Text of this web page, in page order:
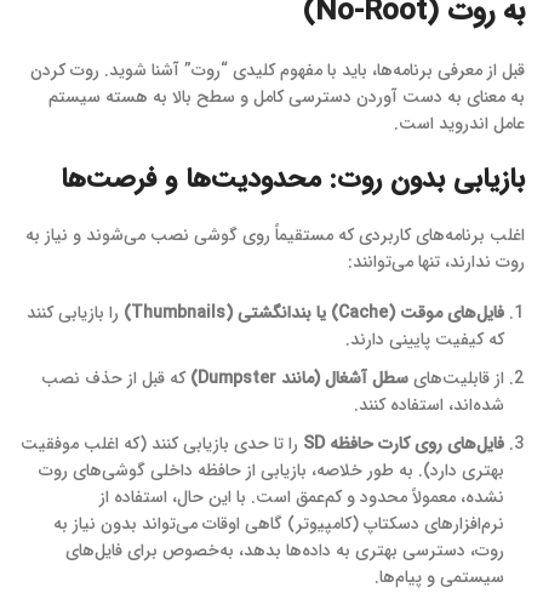
به روت (No-Root)
قبل از معرفی برنامه‌ها، باید با مفهوم کلیدی “روت” آشنا شوید. روت کردن
به معنای به دست آوردن دسترسی کامل و سطح بالا به هسته سیستم
عامل اندروید است.
بازیابی بدون روت: محدودیت‌ها و فرصت‌ها
اغلب برنامه‌های کاربردی که مستقیماً روی گوشی نصب می‌شوند و نیاز به
روت ندارند، تنها می‌توانند:
فایل‌های موقت (Cache) یا بندانگشتی (Thumbnails)
را بازیابی کنند
که کیفیت پایینی دارند.
از قابلیت‌هایسطل آشغال (مانند Dumpster)
که قبل از حذف نصب
شده‌اند، استفاده کنند.
فایل‌های روی کارت حافظه SD
را تا حدی بازیابی کنند (که اغلب موفقیت
بهتری دارد). به طور خلاصه، بازیابی از حافظه داخلی گوشی‌های روت
نشده، معمولاً محدود و کم‌عمق است. با این حال، استفاده از
نرم‌افزارهای دسکتاپ (کامپیوتر) گاهی اوقات می‌تواند بدون نیاز به
روت، دسترسی بهتری به داده‌ها بدهد، به‌خصوص برای فایل‌های
سیستمی و پیام‌ها.